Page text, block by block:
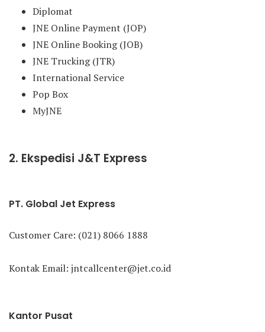
Diplomat
JNE Online Payment (JOP)
JNE Online Booking (JOB)
JNE Trucking (JTR)
International Service
Pop Box
MyJNE
2. Ekspedisi J&T Express
PT. Global Jet Express
Customer Care: (021) 8066 1888
Kontak Email: jntcallcenter@jet.co.id
Kantor Pusat